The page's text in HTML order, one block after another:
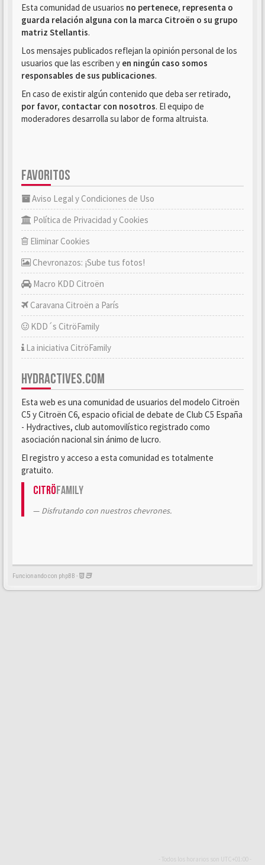
Esta comunidad de usuarios no pertenece, representa o
guarda relación alguna con la marca Citroën o su grupo
matriz Stellantis.
Los mensajes publicados reflejan la opinión personal de los
usuarios que las escriben y en ningún caso somos
responsables de sus publicaciones.
En caso de existir algún contenido que deba ser retirado,
por favor, contactar con nosotros. El equipo de
moderadores desarrolla su labor de forma altruista.
FAVORITOS
Aviso Legal y Condiciones de Uso
Política de Privacidad y Cookies
Eliminar Cookies
Chevronazos: ¡Sube tus fotos!
Macro KDD Citroën
Caravana Citroën a París
KDD´s CitröFamily
La iniciativa CitröFamily
HYDRACTIVES.COM
Esta web es una comunidad de usuarios del modelo Citroën
C5 y Citroën C6, espacio oficial de debate de Club C5 España
- Hydractives, club automovilístico registrado como
asociación nacional sin ánimo de lucro.
El registro y acceso a esta comunidad es totalmente
gratuito.
CitröFamily
Disfrutando con nuestros chevrones.
Funcionando con phpBB -
- Todos los horarios son UTC+01:00